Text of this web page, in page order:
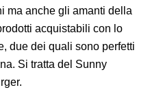
ma anche gli amanti della
acquistabili con lo
due dei quali sono perfetti
Si tratta del Sunny